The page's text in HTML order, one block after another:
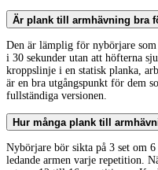
Är plank till armhävning bra
Den är lämplig för nybörjare
i 30 sekunder utan att höfterna
kroppslinje i en statisk planka,
är en bra utgångspunkt för dem
fullständiga versionen.
Hur många plank till
Nybörjare bör sikta på 3 set om
ledande armen varje repetition.